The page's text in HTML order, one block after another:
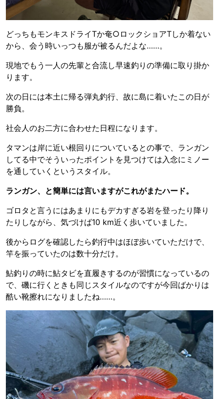
どっちもモンキスドライTか奄○ロックショアTしか着ない
から、会う時いっつも服が被るんだよな……。
現地でもう一人の先輩と合流し早速釣りの準備に取り掛か
ります。
次の日には本土に帰る弾丸釣行、故に島に着いたこの日が
勝負。
社会人のお二方に合わせた日程になります。
タマンは岸に近い根回りについているとの事で、ランガン
してる中でそういったポイントを見つけては入念にミノー
を通していくというスタイル。
ランガン、と簡単には言いますがこれがまたハード。
ゴロタと言うにはあまりにもデカすぎる岩を登ったり降り
たりしながら、気づけば10 km近く歩いていました。
後からログを確認したら釣行中はほぼ歩いていただけで、
竿を振っていたのは数十分だけ。
鮎釣りの時に鮎タビを直履きするのが習慣になっているの
で、磯に行くときも同じスタイルなのですが今回ばかりは
酷い靴擦れになりましたね……。